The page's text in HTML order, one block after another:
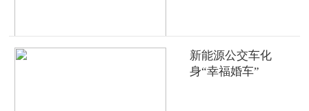
新能源公交车化
身“幸福婚车”